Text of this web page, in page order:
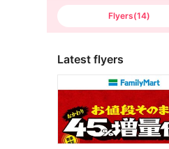
Flyers(14)
Latest flyers